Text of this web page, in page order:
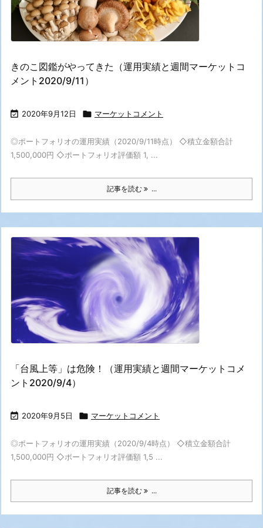
きのこ図鑑がやってきた（運用実績と週間マーケットコ
メント2020/9/11）
 2020年9月12日  マーケットコメント
◎ポートフォリオの運用実績（2020/9/11時点） ◇積立金額合計
1,500,000円 ◇ポートフォリオ評価額 1, ...
記事を読む ...
「台風上等」は危険！（運用実績と週間マーケットコメ
ント2020/9/4）
 2020年9月5日  マーケットコメント
◎ポートフォリオの運用実績（2020/9/4時点） ◇積立金額合計
1,500,000円 ◇ポートフォリオ評価額 1,5 ...
記事を読む ...